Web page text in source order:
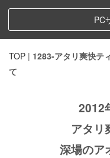
PC
TOP | 1283-アタリ爽快テ
て
2012
アタリ
深場のア